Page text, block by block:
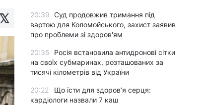
20:39 Суд продовжив тримання під
вартою для Коломойського, захист заявив
про проблеми зі здоров'ям
20:35
Росія встановила антидронові сітки
на своїх субмаринах, розташованих за
тисячі кілометрів від України
20:22
Що їсти для здоров’я серця:
кардіологи назвали 7 каш